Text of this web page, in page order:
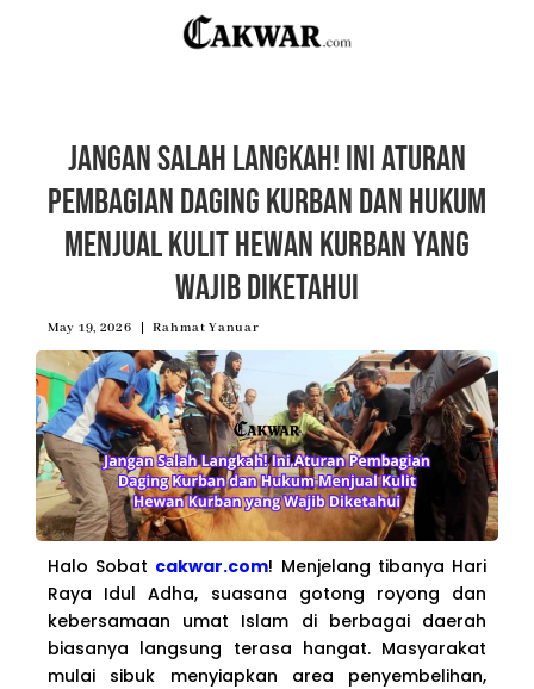
Jangan Salah Langkah! Ini Aturan
Pembagian Daging Kurban dan Hukum
Menjual Kulit Hewan Kurban yang
Wajib Diketahui
May 19, 2026 Rahmat Yanuar
Halo Sobat cakwar.com! Menjelang tibanya Hari
Raya Idul Adha, suasana gotong royong dan
kebersamaan umat Islam di berbagai daerah
biasanya langsung terasa hangat. Masyarakat
mulai sibuk menyiapkan area penyembelihan,